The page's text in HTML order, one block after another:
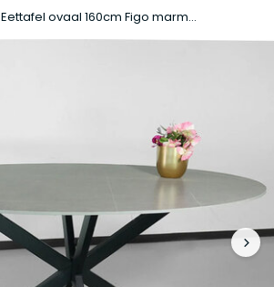
Eettafel ovaal 160cm Figo marm...